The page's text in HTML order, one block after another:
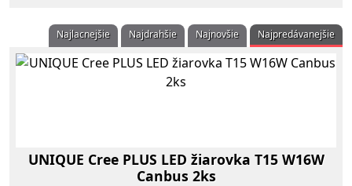
Najlacnejšie Najdrahšie Najnovšie Najpredávanejšie
UNIQUE Cree PLUS LED žiarovka T15 W16W
Canbus 2ks